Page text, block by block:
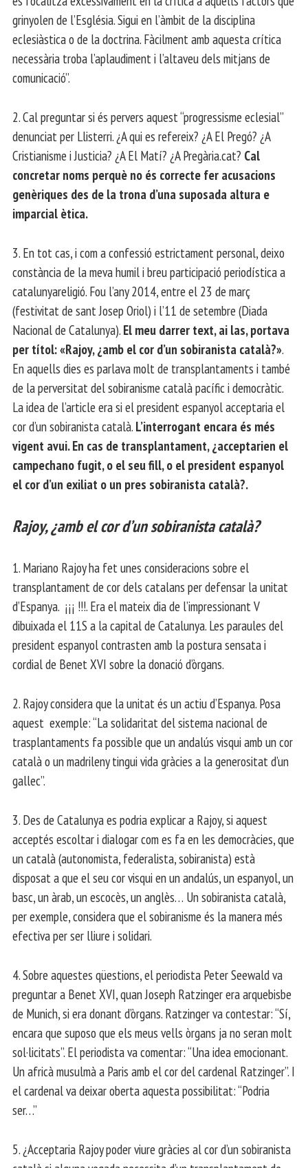
grinyolen de l’Església. Sigui en l’àmbit de la disciplina
eclesiàstica o de la doctrina. Fàcilment amb aquesta crítica
necessària troba l’aplaudiment i l’altaveu dels mitjans de
comunicació”.
2. Cal preguntar si és pervers aquest “progressisme eclesial”
denunciat per Llisterri. ¿A qui es refereix? ¿A El Pregó? ¿A
Cristianisme i Justicia? ¿A El Matí? ¿A Pregària.cat? Cal
concretar noms perquè no és correcte fer acusacions
genèriques des de la trona d’una suposada altura e
imparcial ètica.
3. En tot cas, i com a confessió estrictament personal, deixo
constància de la meva humil i breu participació periodística a
catalunyareligió. Fou l’any 2014, entre el 23 de març
(festivitat de sant Josep Oriol) i l’11 de setembre (Diada
Nacional de Catalunya). El meu darrer text, ai las, portava
per títol: «Rajoy, ¿amb el cor d’un sobiranista català?».
En aquells dies es parlava molt de transplantaments i també
de la perversitat del sobiranisme català pacífic i democràtic.
La idea de l’article era si el president espanyol acceptaria el
cor d’un sobiranista català. L’interrogant encara és més
vigent avui. En cas de transplantament, ¿acceptarien el
campechano fugit, o el seu fill, o el president espanyol
el cor d’un exiliat o un pres sobiranista català?.
Rajoy, ¿amb el cor d’un sobiranista català?
1. Mariano Rajoy ha fet unes consideracions sobre el
transplantament de cor dels catalans per defensar la unitat
d’Espanya. ¡¡¡ !!!. Era el mateix dia de l’impressionant V
dibuixada el 11S a la capital de Catalunya. Les paraules del
president espanyol contrasten amb la postura sensata i
cordial de Benet XVI sobre la donació d’òrgans.
2. Rajoy considera que la unitat és un actiu d’Espanya. Posa
aquest exemple: “La solidaritat del sistema nacional de
trasplantaments fa possible que un andalús visqui amb un cor
català o un madrileny tingui vida gràcies a la generositat d’un
gallec”.
3. Des de Catalunya es podria explicar a Rajoy, si aquest
acceptés escoltar i dialogar com es fa en les democràcies, que
un català (autonomista, federalista, sobiranista) està
disposat a que el seu cor visqui en un andalús, un espanyol, un
basc, un àrab, un escocès, un anglès… Un sobiranista català,
per exemple, considera que el sobiranisme és la manera més
efectiva per ser lliure i solidari.
4. Sobre aquestes qüestions, el periodista Peter Seewald va
preguntar a Benet XVI, quan Joseph Ratzinger era arquebisbe
de Munich, si era donant d’òrgans. Ratzinger va contestar: “Sí,
encara que suposo que els meus vells òrgans ja no seran molt
sol·licitats”. El periodista va comentar: “Una idea emocionant.
Un africà musulmà a Paris amb el cor del cardenal Ratzinger”. I
el cardenal va deixar oberta aquesta possibilitat: “Podria
ser…”
5. ¿Acceptaria Rajoy poder viure gràcies al cor d’un sobiranista